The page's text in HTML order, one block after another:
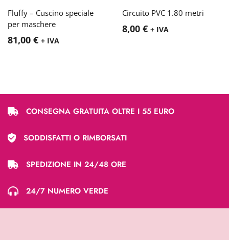
Fluffy – Cuscino speciale
per maschere
81,00 € + IVA
Circuito PVC 1.80 metri
8,00 € + IVA
CONSEGNA GRATUITA OLTRE I 55 EURO
SODDISFATTI O RIMBORSATI
SPEDIZIONE IN 24/48 ORE
24/7 NUMERO VERDE